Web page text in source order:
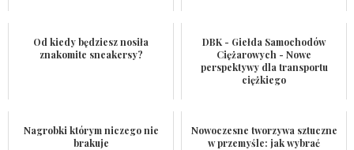
Od kiedy będziesz nosiła
znakomite sneakersy?
DBK - Giełda Samochodów
Ciężarowych - Nowe
perspektywy dla transportu
ciężkiego
Nagrobki którym niczego nie
brakuje
Nowoczesne tworzywa sztuczne
w przemyśle: jak wybrać